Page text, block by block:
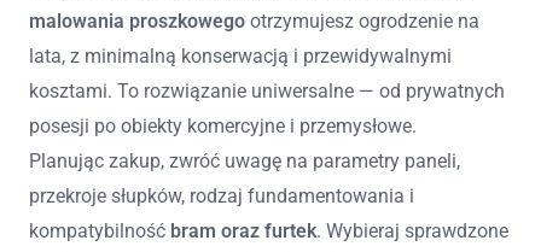
malowania proszkowego otrzymujesz ogrodzenie na
lata, z minimalną konserwacją i przewidywalnymi
kosztami. To rozwiązanie uniwersalne — od prywatnych
posesji po obiekty komercyjne i przemysłowe.
Planując zakup, zwróć uwagę na parametry paneli,
przekroje słupków, rodzaj fundamentowania i
kompatybilność bram oraz furtek. Wybieraj sprawdzone